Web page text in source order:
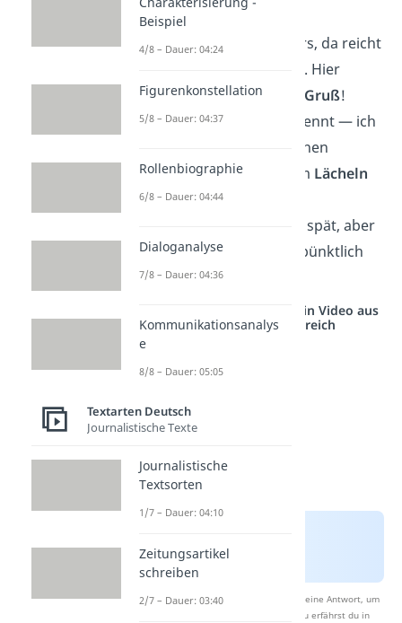
Timeline
zu retten.
Du bist so besonders, da reicht
ein Tag eh nicht aus. Hier
kommt deinBonus-Gruß!
Ich hab’s nicht verpennt — ich
wollte dir einfach einen
weiteren Grund zum Lächeln
schenken.
Vielleicht war ich zu spät, aber
wenigstens bin ich pünktlich
unvergesslich
Studyflix vernetzt: Hier ein Video aus
einem anderen Bereich
Nach Beantwortung speichern wir deine Antwort, um
Studyflix zu verbessern. Mehr dazu erfährst du in
Beispiel
4/8 – Dauer: 04:24
Figurenkonstellation
5/8 – Dauer: 04:37
Rollenbiographie
6/8 – Dauer: 04:44
Dialoganalyse
7/8 – Dauer: 04:36
Kommunikationsanalys
e
8/8 – Dauer: 05:05
Textarten Deutsch
Journalistische Texte
Journalistische
Textsorten
1/7 – Dauer: 04:10
Zeitungsartikel
schreiben
2/7 – Dauer: 03:40